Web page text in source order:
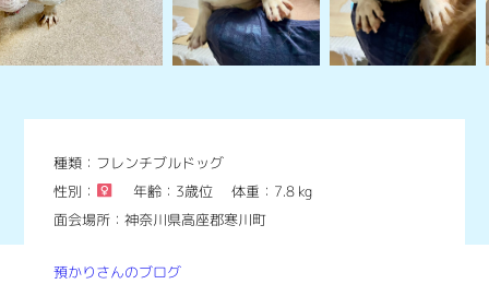
種類：フレンチブルドッグ
性別：
年齢：3歳位
体重：7.8 kg
面会場所：神奈川県高座郡寒川町
預かりさんのブログ